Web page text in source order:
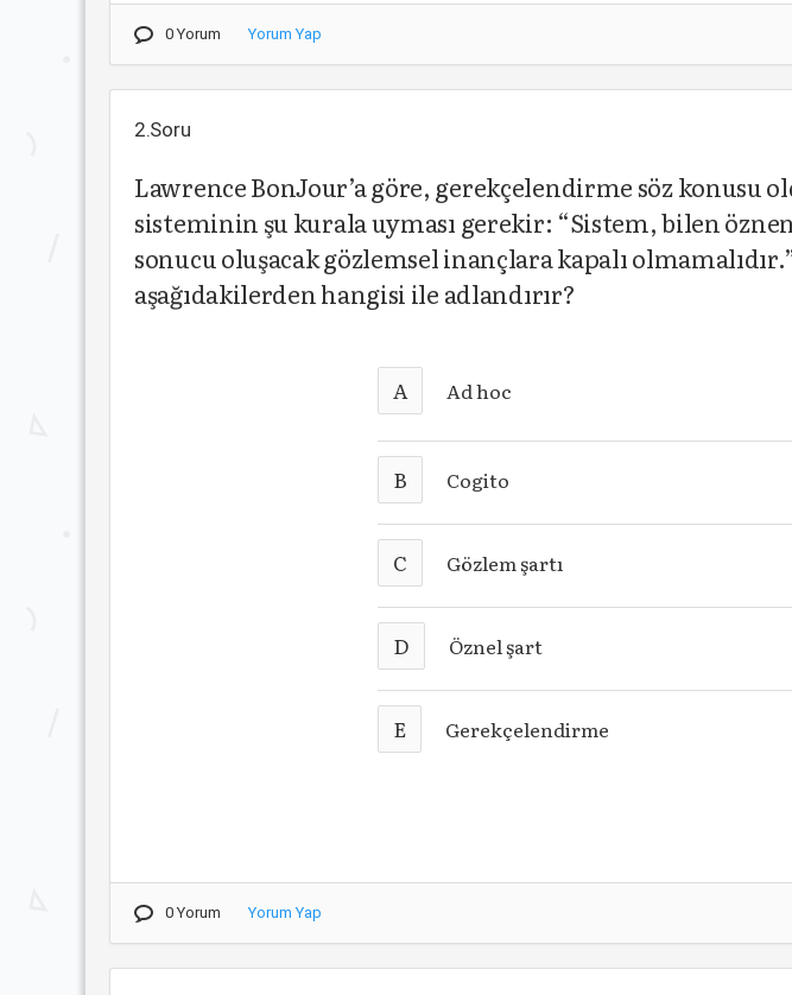
0 Yorum Yorum Yap
2.Soru
Lawrence BonJour’a göre, gerekçelendirme söz konusu
sisteminin şu kurala uyması gerekir: “Sistem, bilen
sonucu oluşacak gözlemsel inançlara kapalı
aşağıdakilerden hangisi ile adlandırır?
A Ad hoc
B Cogito
C Gözlem şartı
D Öznel şart
E Gerekçelendirme
0 Yorum Yorum Yap